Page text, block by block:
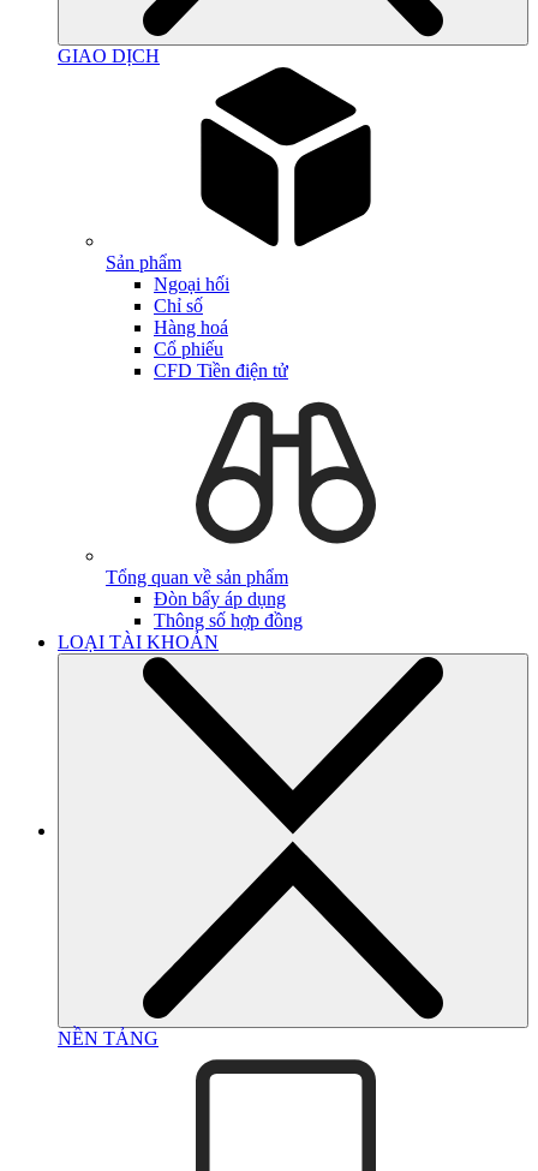
GIAO DỊCH
Sản phẩm
Ngoại hối
Chỉ số
Hàng hoá
Cổ phiếu
CFD Tiền điện tử
Tổng quan về sản phẩm
Đòn bẩy áp dụng
Thông số hợp đồng
LOẠI TÀI KHOẢN
NỀN TẢNG